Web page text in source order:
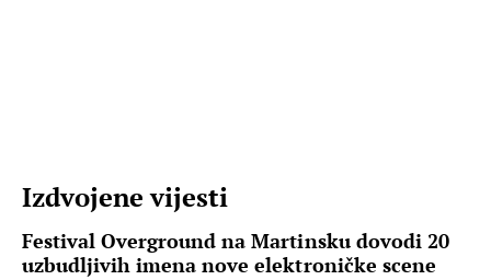
Izdvojene vijesti
Festival Overground na Martinsku dovodi 20
uzbudljivih imena nove elektroničke scene